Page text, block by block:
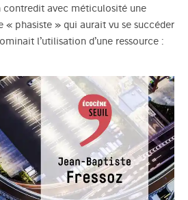
contredit avec méticulosité une
« phasiste » qui aurait vu se succéder
l’utilisation d’une ressource :